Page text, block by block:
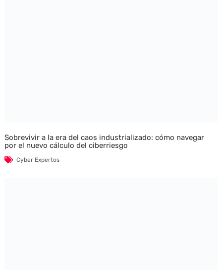
Sobrevivir a la era del caos industrializado: cómo navegar
por el nuevo cálculo del ciberriesgo
Cyber Expertos